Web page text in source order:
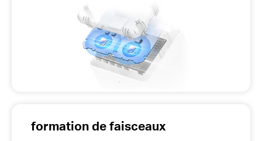
formation de faisceaux